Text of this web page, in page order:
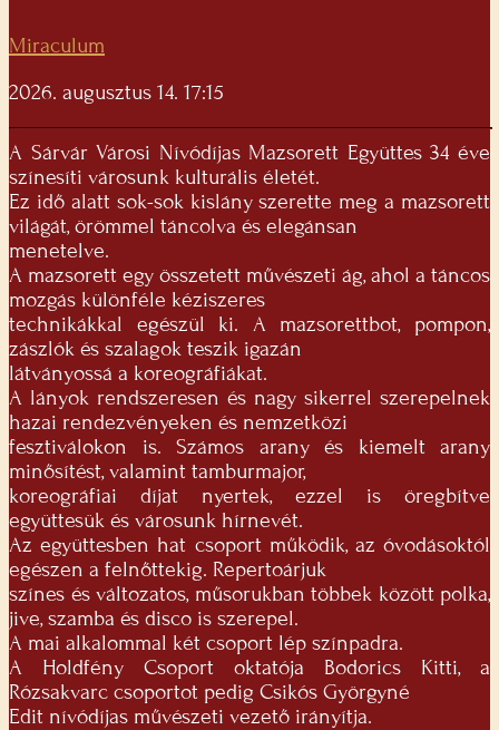
Miraculum
2026. augusztus 14. 17:15
A Sárvár Városi Nívódíjas Mazsorett Együttes 34 éve
színesíti városunk kulturális életét.
Ez idő alatt sok-sok kislány szerette meg a mazsorett
világát, örömmel táncolva és elegánsan
menetelve.
A mazsorett egy összetett művészeti ág, ahol a táncos
mozgás különféle kéziszeres
technikákkal egészül ki. A mazsorettbot, pompon,
zászlók és szalagok teszik igazán
látványossá a koreográfiákat.
A lányok rendszeresen és nagy sikerrel szerepelnek
hazai rendezvényeken és nemzetközi
fesztiválokon is. Számos arany és kiemelt arany
minősítést, valamint tamburmajor,
koreográfiai díjat nyertek, ezzel is öregbítve
együttesük és városunk hírnevét.
Az együttesben hat csoport működik, az óvodásoktól
egészen a felnőttekig. Repertoárjuk
színes és változatos, műsorukban többek között polka,
jive, szamba és disco is szerepel.
A mai alkalommal két csoport lép színpadra.
A Holdfény Csoport oktatója Bodorics Kitti, a
Rózsakvarc csoportot pedig Csikós Györgyné
Edit nívódíjas művészeti vezető irányítja.